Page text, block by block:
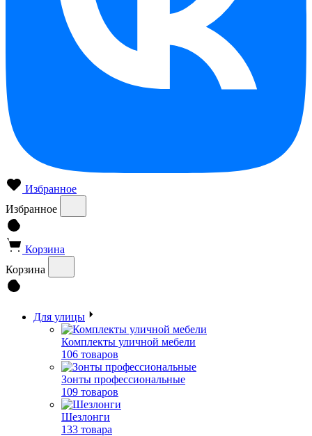
Избранное
Избранное
Корзина
Корзина
Для улицы
Комплекты уличной мебели
106 товаров
Зонты профессиональные
109 товаров
Шезлонги
133 товара